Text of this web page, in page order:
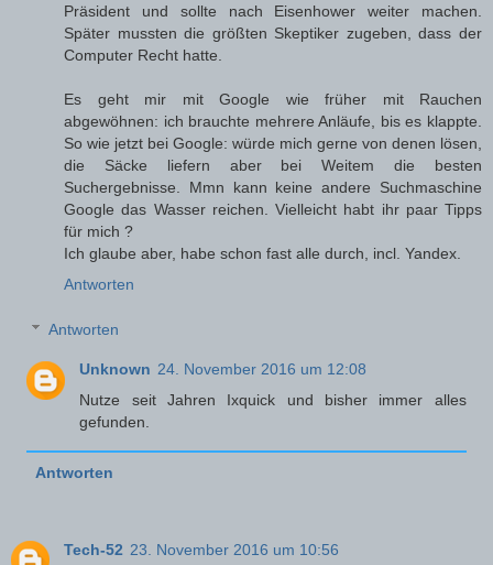
Präsident und sollte nach Eisenhower weiter machen.
Später mussten die größten Skeptiker zugeben, dass der
Computer Recht hatte.
Es geht mir mit Google wie früher mit Rauchen
abgewöhnen: ich brauchte mehrere Anläufe, bis es klappte.
So wie jetzt bei Google: würde mich gerne von denen lösen,
die Säcke liefern aber bei Weitem die besten
Suchergebnisse. Mmn kann keine andere Suchmaschine
Google das Wasser reichen. Vielleicht habt ihr paar Tipps
für mich ?
Ich glaube aber, habe schon fast alle durch, incl. Yandex.
Antworten
Antworten
Unknown 24. November 2016 um 12:08
Nutze seit Jahren Ixquick und bisher immer alles
gefunden.
Antworten
Tech-52 23. November 2016 um 10:56